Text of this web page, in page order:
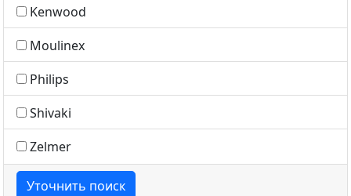
Kenwood
Moulinex
Philips
Shivaki
Zelmer
Уточнить поиск